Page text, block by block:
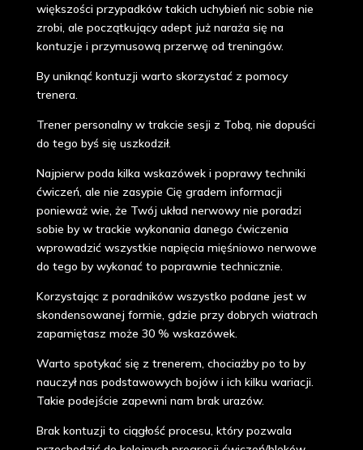
większości przypadków takich uchybień nic sobie nie
zrobi, ale początkujący adept już naraża się na
kontuzje i przymusową przerwę od treningów.
By uniknąć kontuzji warto skorzystać z pomocy
trenera.
Trener personalny w trakcie sesji z Tobą, nie dopuści
do tego byś się uszkodził.
Najpierw poda kilka wskazówek i poprawy techniki
ćwiczeń, ale nie zasypie Cię gradem informacji
ponieważ wie, że Twój układ nerwowy nie poradzi
sobie by w trackie wykonania danego ćwiczenia
wprowadzić wszystkie napięcia mięśniowo nerwowe
do tego by wykonać to poprawnie technicznie.
Korzystając z poradników wszystko podane jest w
skondensowanej formie, gdzie przy dobrych wiatrach
zapamiętasz może 30 % wskazówek.
Warto spotykać się z trenerem, chociażby po to by
nauczył nas podstawowych bojów i ich kilku wariacji.
Takie podejście zapewni nam brak urazów.
Brak kontuzji to ciągłość procesu, który pozwala